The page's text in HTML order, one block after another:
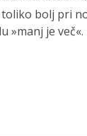
bolj pri
»manj je več«.